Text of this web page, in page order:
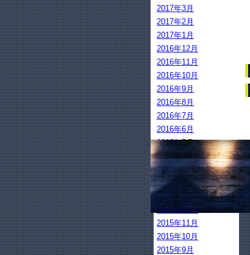
2017年3月
2017年2月
2017年1月
2016年12月
2016年11月
2016年10月
2016年9月
2016年8月
2016年7月
2016年6月
2016年5月
2016年4月
2016年3月
2016年2月
2016年1月
2015年12月
2015年11月
2015年10月
2015年9月